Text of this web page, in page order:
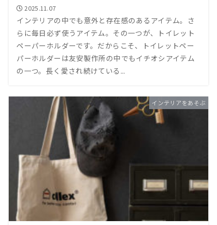
2025.11.07
インテリアの中でも意外と存在感のあるアイテム。さ
らに毎日必ず使うアイテム。その一つが、トイレット
ペーパーホルダーです。だからこそ、トイレットペー
パーホルダーは友安製作所の中でもイチオシアイテム
の一つ。長く愛され続けている...
インテリアをあそぶ